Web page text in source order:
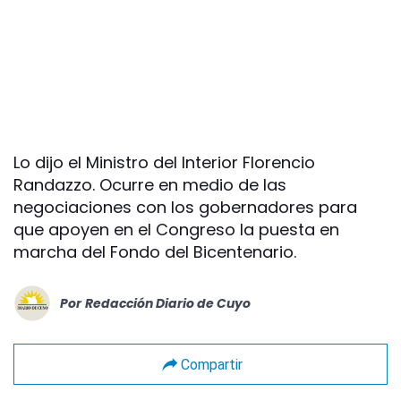
Lo dijo el Ministro del Interior Florencio
Randazzo. Ocurre en medio de las
negociaciones con los gobernadores para
que apoyen en el Congreso la puesta en
marcha del Fondo del Bicentenario.
Por Redacción Diario de Cuyo
Compartir